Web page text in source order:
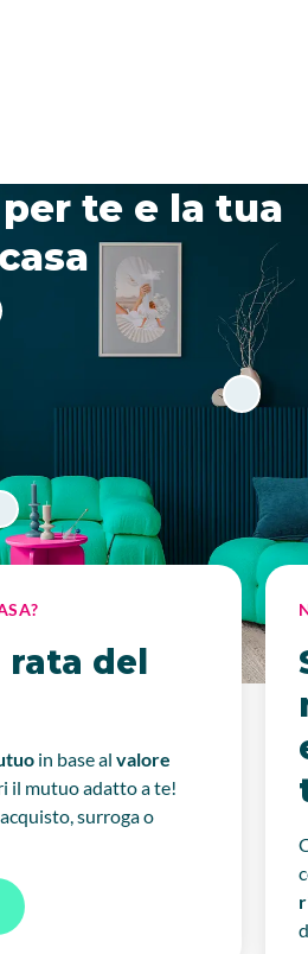
te e la tua
casa
del
in baseal valore
il mutuo adatto a te!
surroga o